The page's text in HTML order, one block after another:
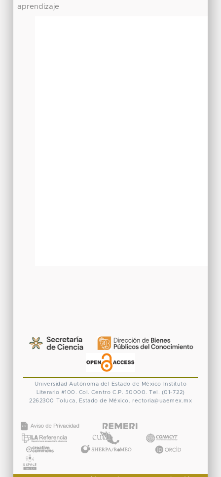
aprendizaje
Universidad Autónoma del Estado de México
Instituto
Literario #100. Col. Centro C.P. 50000. Tel. (01-722)
2262300 Toluca, Estado de México. rectoria@uaemex.mx